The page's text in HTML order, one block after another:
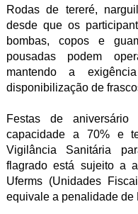
Rodas de tereré,
desde que os
bombas, copos e
pousadas podem
mantendo a
disponibilização de
Festas de
capacidade a 70% e
Vigilância Sanitária
flagrado está sujeito a
Uferms (Unidades
equivale a penalidade de